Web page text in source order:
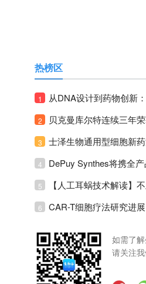
热榜区
1
2
3
4
5
6 CAR-T细胞疗法研究进
如需了
请关注